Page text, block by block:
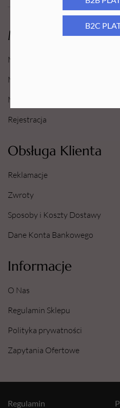
B2C
Moje Konto
Moje konto
Moje Zamówienia
Moje Ulubione
Rejestracja
Obsługa Klienta
Reklamacje
Zwroty
Sposoby i Koszty Dostawy
Dane Konta Bankowego
Informacje
O Nas
Regulamin Sklepu
Polityka prywatności
Zapytania Ofertowe
Regulamin